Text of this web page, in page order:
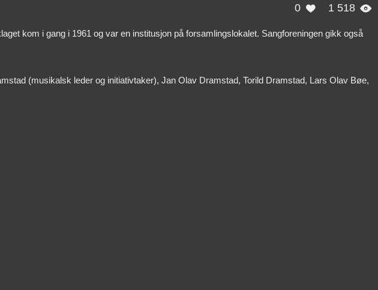
0  1 518 
kom i gang i 1961 og var en institusjon på forsamlingslokalet. Sangforeningen gikk også
(musikalsk leder og initiativtaker), Jan Olav Dramstad, Torild Dramstad, Lars Olav Bøe,